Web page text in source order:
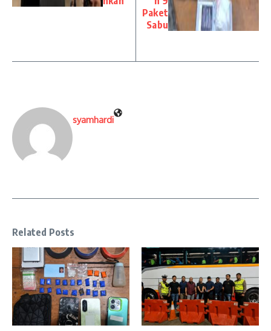
Paket
Sabu
syamhardi
Related Posts